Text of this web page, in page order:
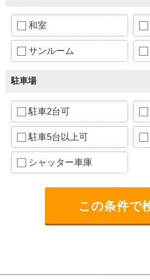
和室
サンルーム
駐車場
駐車2台可
駐車5台以上可
シャッター車庫